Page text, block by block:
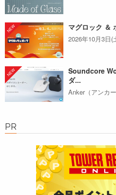
マグロック ＆
2026年10月3日(
Soundcore
ダ...
Anker（アンカ
PR